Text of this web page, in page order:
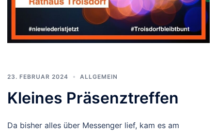
23. FEBRUAR 2024 ALLGEMEIN
Kleines Präsenztreffen
Da bisher alles über Messenger lief, kam es am